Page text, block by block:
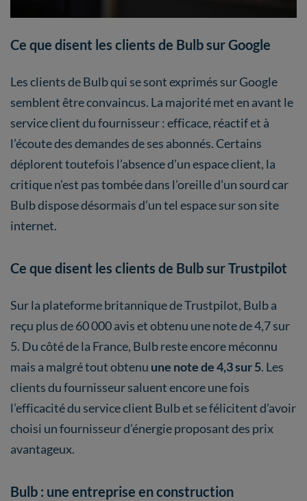
Ce que disent les clients de Bulb sur Google
Les clients de Bulb qui se sont exprimés sur Google
semblent être convaincus. La majorité met en avant le
service client du fournisseur : efficace, réactif et à
l’écoute des demandes de ses abonnés. Certains
déplorent toutefois l’absence d’un espace client, la
critique n’est pas tombée dans l’oreille d’un sourd car
Bulb dispose désormais d’un tel espace sur son site
internet.
Ce que disent les clients de Bulb sur Trustpilot
Sur la plateforme britannique de Trustpilot, Bulb a
reçu plus de 60 000 avis et obtenu une note de 4,7 sur
5. Du côté de la France, Bulb reste encore méconnu
mais a malgré tout obtenu une note de 4,3 sur 5. Les
clients du fournisseur saluent encore une fois
l’efficacité du service client Bulb et se félicitent d’avoir
choisi un fournisseur d’énergie proposant des prix
avantageux.
Bulb : une entreprise en construction